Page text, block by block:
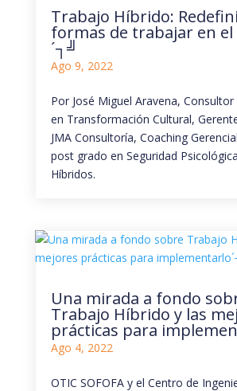
Trabajo Híbrido:
formas de trabajar en
´┐╝
Ago 9, 2022
Por José Miguel Aravena,
en Transformación Cultural,
JMA Consultoría, Coaching
post grado en Seguridad
Híbridos.
Una mirada a fondo
Trabajo Híbrido y las
prácticas para
Ago 4, 2022
OTIC SOFOFA y el Centro de